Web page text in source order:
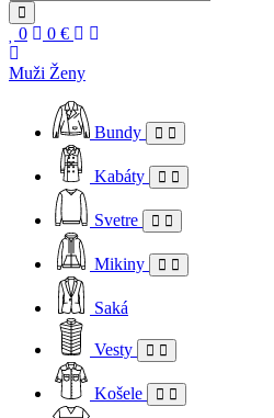
0 0 €
Muži Ženy
Bundy
Kabáty
Svetre
Mikiny
Saká
Vesty
Košele